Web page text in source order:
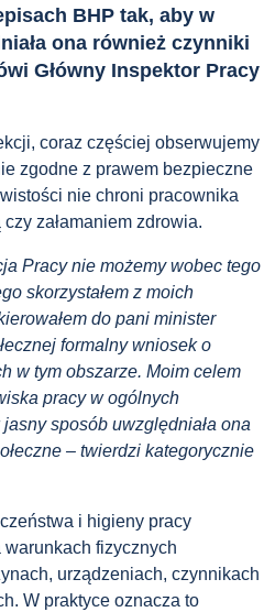
BHP tak, aby w
ona również czynniki
Główny Inspektor Pracy
coraz częściej obserwujemy
zgodne z prawem bezpieczne
nie chroni pracownika
załamaniem zdrowia.
Pracy nie możemy wobec tego
skorzystałem z moich
do pani minister
formalny wniosek o
w tym obszarze. Moim celem
pracy w ogólnych
sposób uwzględniała ona
– twierdzi kategorycznie
i higieny pracy
fizycznych
urządzeniach, czynnikach
W praktyce oznacza to